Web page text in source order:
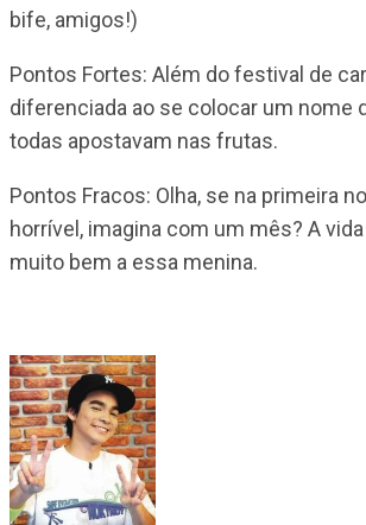
bife, amigos!)
Pontos Fortes: Além do festival de
diferenciada ao se colocar um nome
todas apostavam nas frutas.
Pontos Fracos: Olha, se na primeira
horrível, imagina com um mês? A
muito bem a essa menina.